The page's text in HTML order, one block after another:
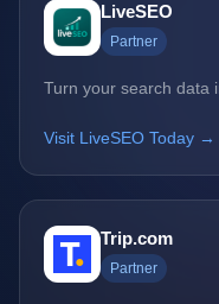
LiveSEO
Partner
Turn your search data
Visit LiveSEO Today →
Trip.com
Partner